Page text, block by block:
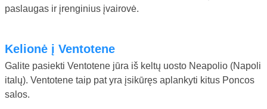
paslaugas ir įrenginius įvairovė.
Kelionė į Ventotene
Galite pasiekti Ventotene jūra iš keltų uosto Neapolio (Napoli
italų). Ventotene taip pat yra įsikūręs aplankyti kitus Poncos
salos.